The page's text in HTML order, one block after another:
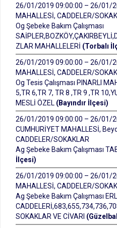
26/01/2019 09:00:00 – 26/01/
MAHALLESİ, CADDELER/
Og Şebeke Bakım Çalışması
ZLAR MAHALLELERİ (Torbalı
26/01/2019 09:00:00 – 26/01/
MAHALLESİ, CADDELER/
Og Tesis Çalışması PINARLI
5,TR 6,TR 7, TR 8 ,TR 9 ,TR
MESLİ ÖZEL (Bayındır İlçesi)
26/01/2019 09:00:00 – 26/01/
CUMHURİYET MAHALLESİ,
CADDELER/SOKAKLAR
Ag Şebeke Bakım Çalışması
İlçesi)
26/01/2019 09:00:00 – 26/01/
MAHALLESİ, CADDELER/
Ag Şebeke Bakım Çalışması
SOKAKLAR VE CİVARI